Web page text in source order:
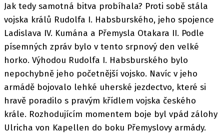
Jak tedy samotná bitva probíhala? Proti sobě stála
vojska králů Rudolfa I. Habsburského, jeho spojence
Ladislava IV. Kumána a Přemysla Otakara II. Podle
písemných zpráv bylo v tento srpnový den velké
horko. Výhodou Rudolfa I. Habsburského bylo
nepochybně jeho početnější vojsko. Navíc v jeho
armádě bojovalo lehké uherské jezdectvo, které si
hravě poradilo s pravým křídlem vojska českého
krále. Rozhodujícím momentem boje byl vpád zálohy
Ulricha von Kapellen do boku Přemyslovy armády.